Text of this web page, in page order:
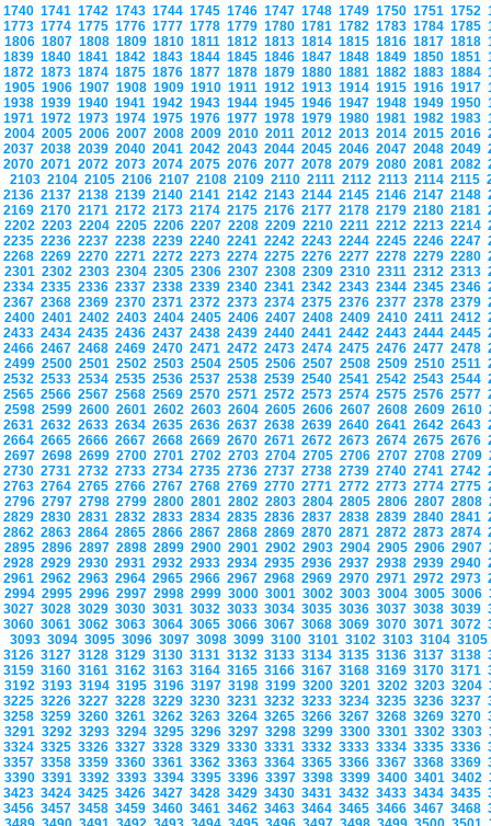
1740 1741 1742 1743 1744 1745 1746 1747 1748 1749 1750 1751 1752
1773 1774 1775 1776 1777 1778 1779 1780 1781 1782 1783 1784 1785
1806 1807 1808 1809 1810 1811 1812 1813 1814 1815 1816 1817 1818
1839 1840 1841 1842 1843 1844 1845 1846 1847 1848 1849 1850 1851
1872 1873 1874 1875 1876 1877 1878 1879 1880 1881 1882 1883 1884
1905 1906 1907 1908 1909 1910 1911 1912 1913 1914 1915 1916 1917
1938 1939 1940 1941 1942 1943 1944 1945 1946 1947 1948 1949 1950
1971 1972 1973 1974 1975 1976 1977 1978 1979 1980 1981 1982 1983
2004 2005 2006 2007 2008 2009 2010 2011 2012 2013 2014 2015 2016
2037 2038 2039 2040 2041 2042 2043 2044 2045 2046 2047 2048 2049
2070 2071 2072 2073 2074 2075 2076 2077 2078 2079 2080 2081 2082
2103 2104 2105 2106 2107 2108 2109 2110 2111 2112 2113 2114 2115
2136 2137 2138 2139 2140 2141 2142 2143 2144 2145 2146 2147 2148
2169 2170 2171 2172 2173 2174 2175 2176 2177 2178 2179 2180 2181
2202 2203 2204 2205 2206 2207 2208 2209 2210 2211 2212 2213 2214
2235 2236 2237 2238 2239 2240 2241 2242 2243 2244 2245 2246 2247
2268 2269 2270 2271 2272 2273 2274 2275 2276 2277 2278 2279 2280
2301 2302 2303 2304 2305 2306 2307 2308 2309 2310 2311 2312 2313
2334 2335 2336 2337 2338 2339 2340 2341 2342 2343 2344 2345 2346
2367 2368 2369 2370 2371 2372 2373 2374 2375 2376 2377 2378 2379
2400 2401 2402 2403 2404 2405 2406 2407 2408 2409 2410 2411 2412
2433 2434 2435 2436 2437 2438 2439 2440 2441 2442 2443 2444 2445
2466 2467 2468 2469 2470 2471 2472 2473 2474 2475 2476 2477 2478
2499 2500 2501 2502 2503 2504 2505 2506 2507 2508 2509 2510 2511
2532 2533 2534 2535 2536 2537 2538 2539 2540 2541 2542 2543 2544
2565 2566 2567 2568 2569 2570 2571 2572 2573 2574 2575 2576 2577
2598 2599 2600 2601 2602 2603 2604 2605 2606 2607 2608 2609 2610
2631 2632 2633 2634 2635 2636 2637 2638 2639 2640 2641 2642 2643
2664 2665 2666 2667 2668 2669 2670 2671 2672 2673 2674 2675 2676
2697 2698 2699 2700 2701 2702 2703 2704 2705 2706 2707 2708 2709
2730 2731 2732 2733 2734 2735 2736 2737 2738 2739 2740 2741 2742
2763 2764 2765 2766 2767 2768 2769 2770 2771 2772 2773 2774 2775
2796 2797 2798 2799 2800 2801 2802 2803 2804 2805 2806 2807 2808
2829 2830 2831 2832 2833 2834 2835 2836 2837 2838 2839 2840 2841
2862 2863 2864 2865 2866 2867 2868 2869 2870 2871 2872 2873 2874
2895 2896 2897 2898 2899 2900 2901 2902 2903 2904 2905 2906 2907
2928 2929 2930 2931 2932 2933 2934 2935 2936 2937 2938 2939 2940
2961 2962 2963 2964 2965 2966 2967 2968 2969 2970 2971 2972 2973
2994 2995 2996 2997 2998 2999 3000 3001 3002 3003 3004 3005 3006
3027 3028 3029 3030 3031 3032 3033 3034 3035 3036 3037 3038 3039
3060 3061 3062 3063 3064 3065 3066 3067 3068 3069 3070 3071 3072
3093 3094 3095 3096 3097 3098 3099 3100 3101 3102 3103 3104
3126 3127 3128 3129 3130 3131 3132 3133 3134 3135 3136 3137 3138
3159 3160 3161 3162 3163 3164 3165 3166 3167 3168 3169 3170 3171
3192 3193 3194 3195 3196 3197 3198 3199 3200 3201 3202 3203 3204
3225 3226 3227 3228 3229 3230 3231 3232 3233 3234 3235 3236 3237
3258 3259 3260 3261 3262 3263 3264 3265 3266 3267 3268 3269 3270
3291 3292 3293 3294 3295 3296 3297 3298 3299 3300 3301 3302 3303
3324 3325 3326 3327 3328 3329 3330 3331 3332 3333 3334 3335 3336
3357 3358 3359 3360 3361 3362 3363 3364 3365 3366 3367 3368 3369
3390 3391 3392 3393 3394 3395 3396 3397 3398 3399 3400 3401 3402
3423 3424 3425 3426 3427 3428 3429 3430 3431 3432 3433 3434 3435
3456 3457 3458 3459 3460 3461 3462 3463 3464 3465 3466 3467 3468